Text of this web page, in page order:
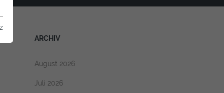
ARCHIV
August 2026
Juli 2026